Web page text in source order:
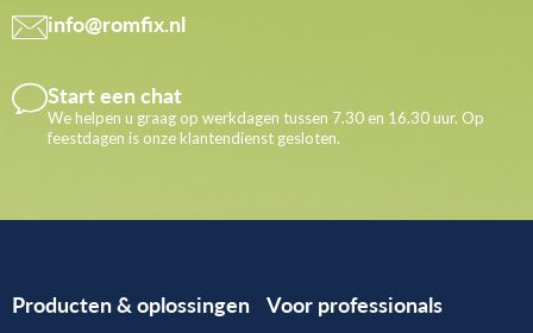
info@romfix.nl
Start een chat
We helpen u graag op werkdagen tussen 7.30 en 16.30 uur. Op
feestdagen is onze klantendienst gesloten.
Producten & oplossingen Voor professionals